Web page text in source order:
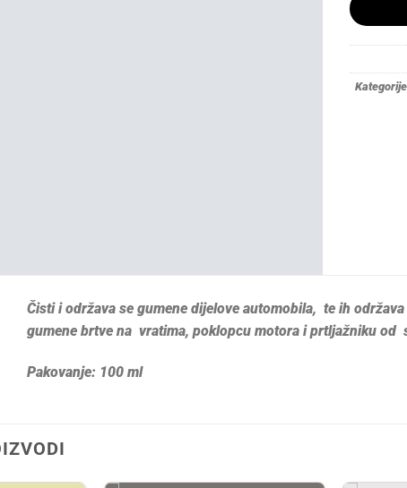
Čisti i održava se gumene dijelove automobila, te ih
gumene brtve na vratima, poklopcu motora i prtljažniku od
Pakovanje: 100 ml